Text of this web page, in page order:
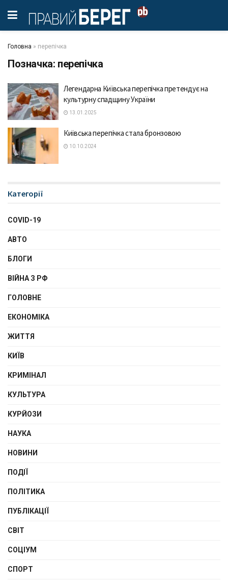
Головна » перепічка
Позначка: перепічка
Легендарна Київська перепічка претендує на
культурну спадщину України
13.01.2025
Київська перепічка стала бронзовою
10.10.2024
Категорії
COVID-19
АВТО
БЛОГИ
ВІЙНА З РФ
ГОЛОВНЕ
ЕКОНОМІКА
ЖИТТЯ
КИЇВ
КРИМІНАЛ
КУЛЬТУРА
КУРЙОЗИ
НАУКА
НОВИНИ
ПОДІЇ
ПОЛІТИКА
ПУБЛІКАЦІЇ
СВІТ
СОЦІУМ
СПОРТ